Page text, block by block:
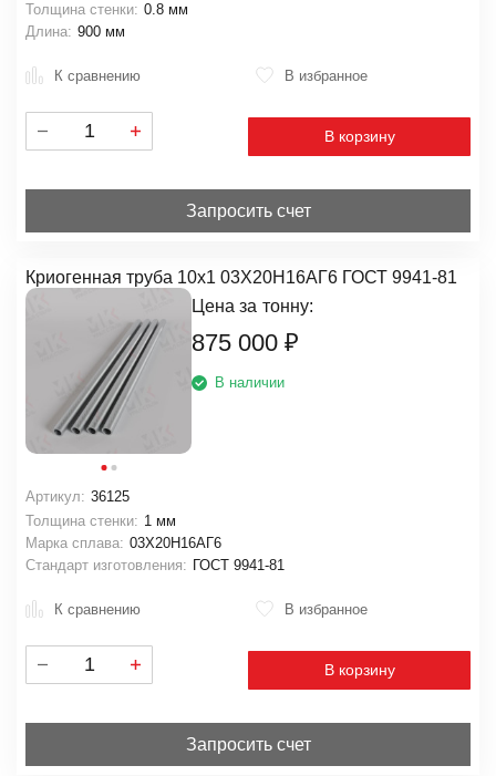
Толщина стенки: 0.8 мм
Длина: 900 мм
К сравнению В избранное
В корзину
Запросить счет
Криогенная труба 10х1 03Х20Н16АГ6 ГОСТ 9941-81
Цена за тонну:
875 000 ₽
В наличии
Артикул: 36125
Толщина стенки: 1 мм
Марка сплава: 03Х20Н16АГ6
Стандарт изготовления: ГОСТ 9941-81
К сравнению В избранное
В корзину
Запросить счет